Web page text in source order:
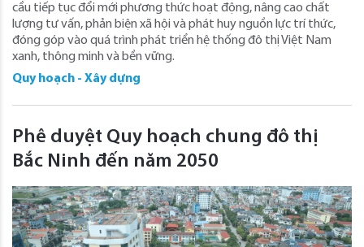
cầu tiếp tục đổi mới phương thức hoạt động, nâng cao chất
lượng tư vấn, phản biện xã hội và phát huy nguồn lực trí thức,
đóng góp vào quá trình phát triển hệ thống đô thị Việt Nam
xanh, thông minh và bền vững.
Quy hoạch - Xây dựng
Phê duyệt Quy hoạch chung đô thị
Bắc Ninh đến năm 2050